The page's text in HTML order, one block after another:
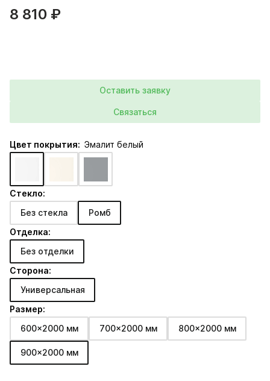
8 810 ₽
Оставить заявку
Связаться
Цвет покрытия: Эмалит белый
Стекло:
Без стекла
Ромб
Отделка:
Без отделки
Сторона:
Универсальная
Размер:
600x2000 мм
700x2000 мм 800x2000 мм
900x2000 мм